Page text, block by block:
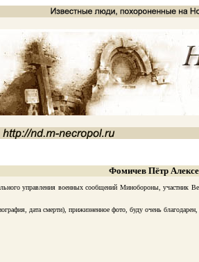
Фомичев Пётр
управления военных сообщений Минобороны,
дата смерти), прижизненное фото, буду очень